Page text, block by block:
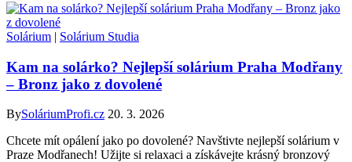
Solárium | Solárium Studia
Kam na solárko? Nejlepší solárium Praha Modřany
– Bronz jako z dovolené
BySoláriumProfi.cz 20. 3. 2026
Chcete mít opálení jako po dovolené? Navštivte nejlepší solárium v
Praze Modřanech! Užijte si relaxaci a získávejte krásný bronzový